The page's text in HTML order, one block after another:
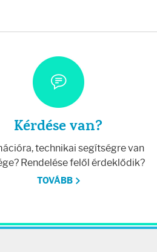
Kérdése van?
technikai segítségre van
Rendelése felől érdeklődik?
TOVÁBB